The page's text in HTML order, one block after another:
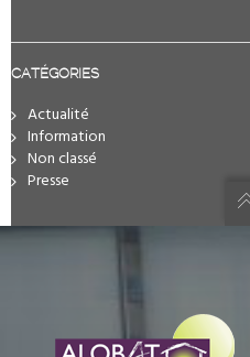
CATÉGORIES
Actualité
Information
Non classé
Presse